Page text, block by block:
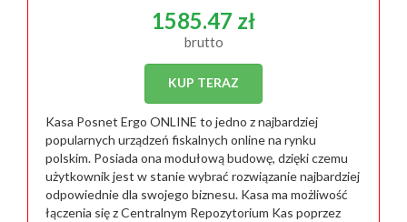
1585.47 zł
brutto
KUP TERAZ
Kasa Posnet Ergo ONLINE to jedno z najbardziej
popularnych urządzeń fiskalnych online na rynku
polskim. Posiada ona modułową budowę, dzięki czemu
użytkownik jest w stanie wybrać rozwiązanie najbardziej
odpowiednie dla swojego biznesu. Kasa ma możliwość
łączenia się z Centralnym Repozytorium Kas poprzez